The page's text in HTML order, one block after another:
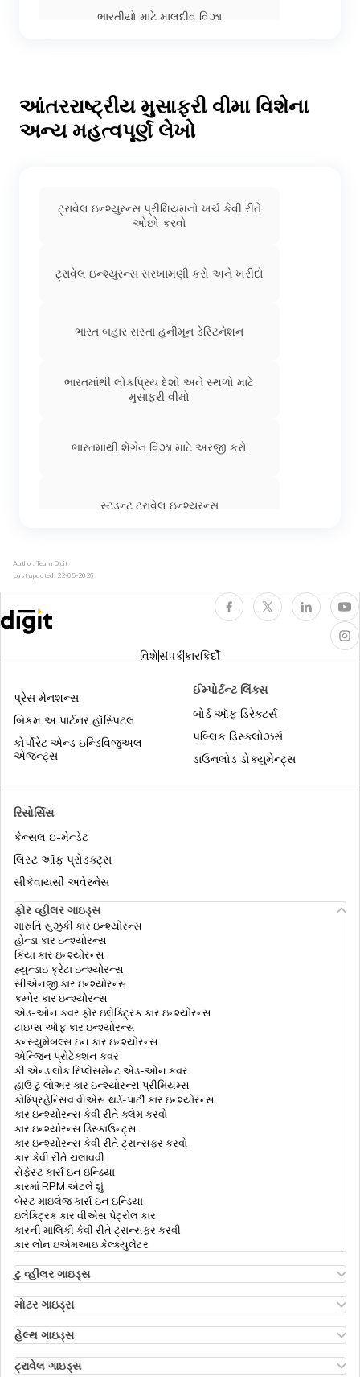
ભારતીયો માટે માલદીવ વિઝા
ભારતમાંથી ઇટાલીના વિઝા
ભારતીયો માટે સિંગાપોર ટૂરિસ્ટ વિઝા
ભારતીયો માટે જાપાન વિઝા
ભારતીયો માટે નેપાળ વિઝા
ભારતીયો માટે બાલી વિઝા
ભારતીયો માટે સ્વિટ્ઝર્લૅન્ડ વિઝા
ભારતમાંથી કેનેડા ટૂરિસ્ટ વિઝા
ભારતીયો માટે મોરેશિયસ વિઝા
ભારતીયો માટે મલેશિયા ટૂરિસ્ટ વિઝા
ભારતીયો માટે હોંગકોંગ વિઝા
આંતરરાષ્ટ્રીય મુસાફરી વીમા વિશેના
અન્ય મહત્વપૂર્ણ લેખો
ટ્રાવેલ ઇન્શ્યુરન્સ પ્રીમિયમનો ખર્ચ કેવી રીતે
ઓછો કરવો
ટ્રાવેલ ઇન્શ્યુરન્સ સરખામણી કરો અને ખરીદો
ભારત બહાર સસ્તા હનીમૂન ડેસ્ટિનેશન
ભારતમાંથી લોકપ્રિય દેશો અને સ્થળો માટે
મુસાફરી વીમો
ભારતમાંથી શેંગેન વિઝા માટે અરજી કરો
સ્ટુડન્ટ ટ્રાવેલ ઇન્શ્યુરન્સ
વિલંબિત અથવા ખોવાયેલા સામાન વિશે બધું
ફાઇનાન્શ્યલ ઇમરજન્સી કેશપ્રદાન
ટ્રાવેલ ઇન્શ્યુરન્સ શું છે
પાસપોર્ટ નુકશાન કવર
ભારતમાંથી મુલાકાત લેવા માટે સૌથી સસ્તા 15
ટ્રાવેલ અથવા વિઝા માટે
ટ્રાવેલ ઇન્શ્યુરન્સ ઓનલાઇન ખરીદવાનો શ્રેષ્ઠ
ટ્રાવેલ અથવા વિઝા માટે
ભારતીયો માટે આગમનના દેશો પર વિઝા
ભારતનો પાસપોર્ટ રેન્કિંગ
ભારતીયો માટે વિઝા ફ્રી દેશો
Author: Team Digit
Last updated: 22-05-2026
વિશેસંપર્કકારકિર્દી
રિસોર્સિસ
કેન્સલ ઇ-મેન્ડેટ
લિસ્ટ ઑફ પ્રોડક્ટ્સ
સીકેવાયસી અવેરનેસ
પ્રેસ મેનશન્સ
બિકમ અ પાર્ટનર હૉસ્પિટલ
કોર્પોરેટ એન્ડ ઇન્ડિવિજુઅલ
એજન્ટ્સ
ઈમ્પોર્ટન્ટ લિંક્સ
બોર્ડ ઑફ ડિરેક્ટર્સ
પબ્લિક ડિસ્ક્લોઝર્સ
ડાઉનલોડ ડોક્યુમેન્ટ્સ
ફોર વ્હીલર ગાઇડ્સ
મારુતિ સુઝુકી કાર ઇન્શ્યોરન્સ
હોન્ડા કાર ઇન્શ્યોરન્સ
કિયા કાર ઇન્શ્યોરન્સ
હ્યુન્ડાઇ ક્રેટા ઇન્શ્યોરન્સ
સીએનજી કાર ઇન્શ્યોરન્સ
કમ્પેર કાર ઇન્શ્યોરન્સ
એડ-ઓન કવર ફોર ઇલેક્ટ્રિક કાર ઇન્શ્યોરન્સ
ટાઇપ્સ ઑફ કાર ઇન્શ્યોરન્સ
કન્સ્યુમેબલ્સ ઇન કાર ઇન્શ્યોરન્સ
એન્જિન પ્રોટેક્શન કવર
કી એન્ડ લોક રિપ્લેસમેન્ટ એડ-ઓન કવર
હાઉ ટુ લોઅર કાર ઇન્શ્યોરન્સ પ્રીમિયમ્સ
કોમ્પ્રિહેન્સિવ વીએસ થર્ડ-પાર્ટી કાર ઇન્શ્યોરન્સ
કાર ઇન્શ્યોરન્સ કેવી રીતે ક્લેમ કરવો
કાર ઇન્શ્યોરન્સ ડિસ્કાઉન્ટ્સ
કાર ઇન્શ્યોરન્સ કેવી રીતે ટ્રાન્સફર કરવો
કાર કેવી રીતે ચલાવવી
સેફેસ્ટ કાર્સ ઇન ઇન્ડિયા
કારમાં RPM એટલે શું
બેસ્ટ માઇલેજ કાર્સ ઇન ઇન્ડિયા
ઇલેક્ટ્રિક કાર વીએસ પેટ્રોલ કાર
કારની માલિકી કેવી રીતે ટ્રાન્સફર કરવી
કાર લોન ઇએમઆઇ કેલ્ક્યુલેટર
ટુ વ્હીલર ગાઇડ્સ
એથર એનર્જી બાઇક ઇન્શ્યોરન્સ
હીરો એચએફ ડિલક્સ ઇન્શ્યોરન્સ
રોયલ એનફિલ્ડ ક્લાસિક ઇન્શ્યોરન્સ
હોન્ડા બાઇક ઇન્શ્યોરન્સ
મોટર ગાઇડ્સ
ટાઇપ્સ ઑફ મોટર ઇન્શ્યોરન્સ
રોડસાઇડ અસિસ્ટન્સ કવર
હેલ્થ ગાઇડ્સ
હેલ્થ ઇન્શ્યોરન્સ ફોર એનઆરઆઈ પેરેન્ટ્સ
ટ્રાવેલ ગાઇડ્સ